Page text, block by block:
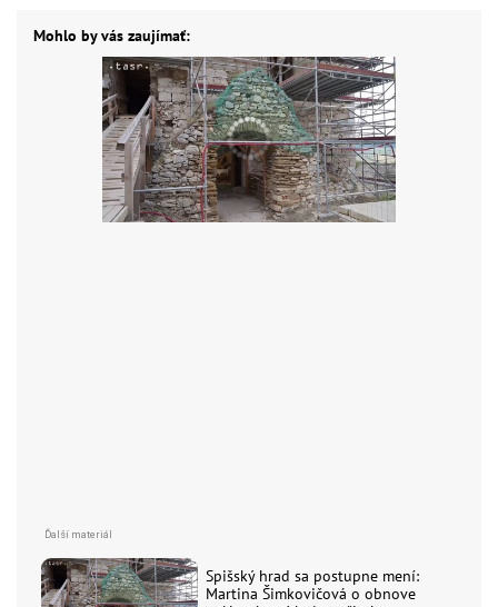
Mohlo by vás zaujímať:
Spišský hrad sa postupne mení:
Martina Šimkovičová o obnove